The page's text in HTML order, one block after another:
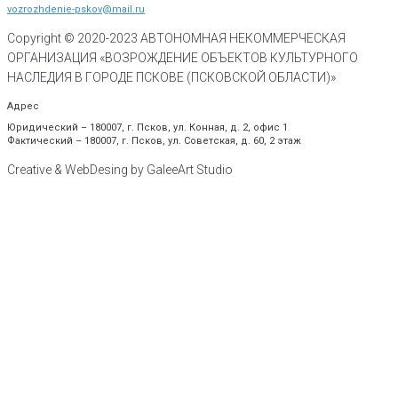
vozrozhdenie-pskov@mail.ru
Copyright © 2020-2023 АВТОНОМНАЯ НЕКОММЕРЧЕСКАЯ
ОРГАНИЗАЦИЯ «ВОЗРОЖДЕНИЕ ОБЪЕКТОВ КУЛЬТУРНОГО
НАСЛЕДИЯ В ГОРОДЕ ПСКОВЕ (ПСКОВСКОЙ ОБЛАСТИ)»
Адрес
Юридический – 180007, г. Псков, ул. Конная, д. 2, офис 1
Фактический – 180007, г. Псков, ул. Советская, д. 60, 2 этаж
Creative & WebDesing by GaleeArt Studio